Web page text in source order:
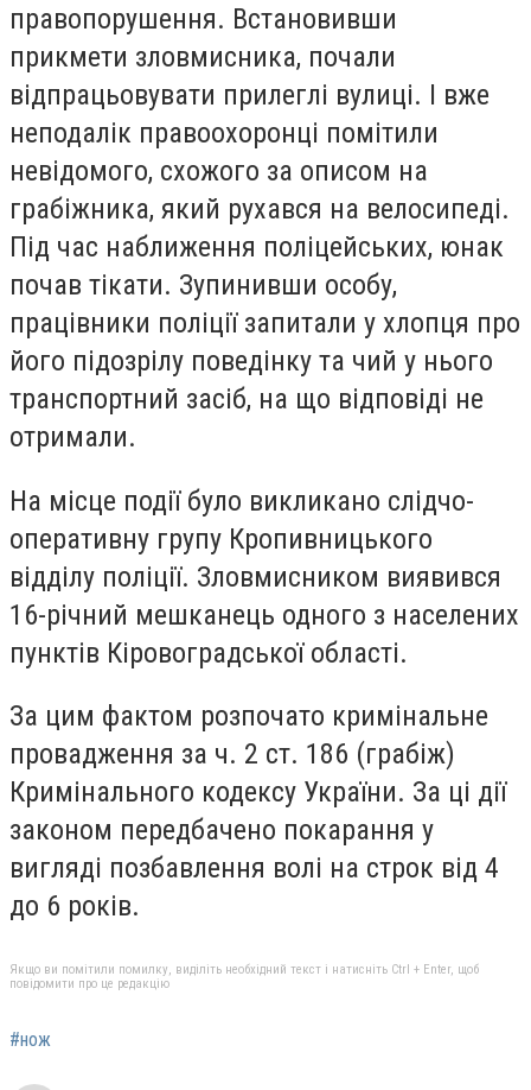
правопорушення. Встановивши
прикмети зловмисника, почали
відпрацьовувати прилеглі вулиці. І вже
неподалік правоохоронці помітили
невідомого, схожого за описом на
грабіжника, який рухався на велосипеді.
Під час наближення поліцейських, юнак
почав тікати. Зупинивши особу,
працівники поліції запитали у хлопця про
його підозрілу поведінку та чий у нього
транспортний засіб, на що відповіді не
отримали.
На місце події було викликано слідчо-
оперативну групу Кропивницького
відділу поліції. Зловмисником виявився
16-річний мешканець одного з населених
пунктів Кіровоградської області.
За цим фактом розпочато кримінальне
провадження за ч. 2 ст. 186 (грабіж)
Кримінального кодексу України. За ці дії
законом передбачено покарання у
вигляді позбавлення волі на строк від 4
до 6 років.
Якщо ви помітили помилку, виділіть необхідний текст і натисніть Ctrl + Enter, щоб
повідомити про це редакцію
#нож